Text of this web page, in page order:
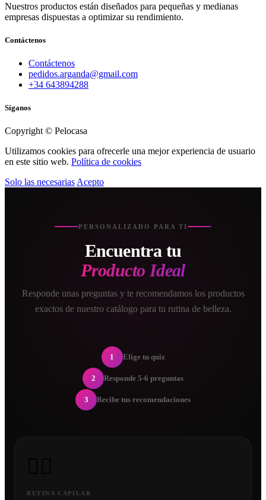
Nuestros productos están diseñados para pequeñas y medianas
empresas dispuestas a optimizar su rendimiento.
Contáctenos
Contáctenos
pedidos.arganda@gmail.com
+34 643894288
Síganos
Copyright © Pelocasa
Utilizamos cookies para ofrecerle una mejor experiencia de usuario
en este sitio web. Política de cookies
Solo las necesarias Acepto
PERSONALIZADO PARA TI
Encuentra tu
Producto Ideal
Responde unas preguntas y te recomendamos los productos
exactos de nuestro catálogo para tu rutina de belleza.
1 Elige tu quiz
2 Responde 5-6 preguntas
3 Recibe tus recomendaciones
RUTINA CAPILAR